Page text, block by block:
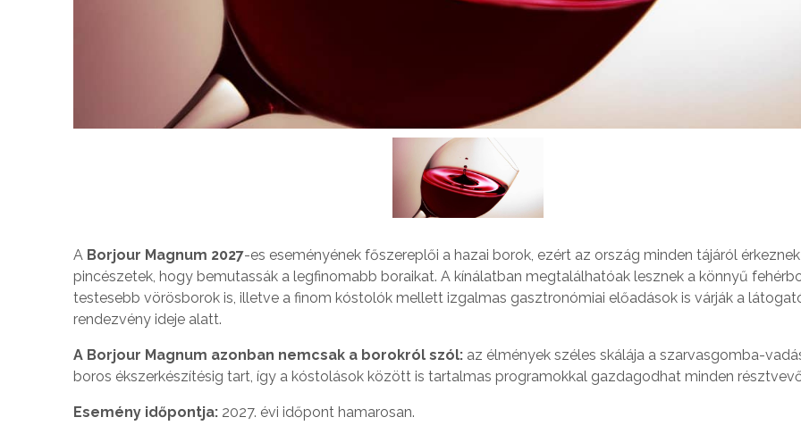
A Borjour Magnum 2027-es eseményének főszereplői a hazai borok, ezért az ország minden tájáról érkeznek
pincészetek, hogy bemutassák a legfinomabb boraikat. A kínálatban megtalálhatóak lesznek a könnyű
testesebb vörösborok is, illetve a finom kóstolók mellett izgalmas gasztronómiai előadások is várják a
rendezvény ideje alatt.
A Borjour Magnum azonban nemcsak a borokról szól: az élmények széles skálája a szarvasgomba-
boros ékszerkészítésig tart, így a kóstolások között is tartalmas programokkal gazdagodhat minden
Esemény időpontja: 2027. évi időpont hamarosan.